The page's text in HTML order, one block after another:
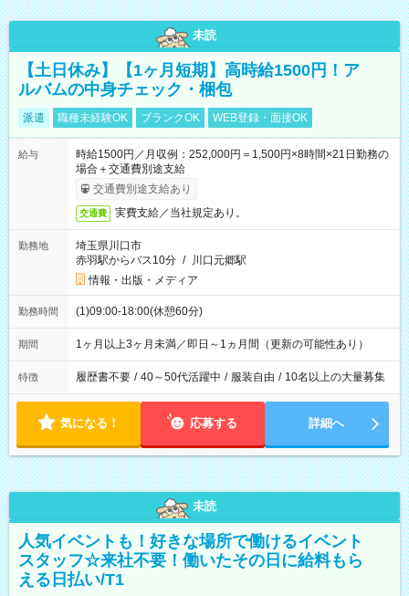
未読
【土日休み】【1ヶ月短期】高時給1500円！ア
ルバムの中身チェック・梱包
派遣 職種未経験OK ブランクOK WEB登録・面接OK
給与
時給1500円／月収例：252,000円＝1,500円×8時間×21日勤務の
場合＋交通費別途支給
交通費別途支給あり
交通費 実費支給／当社規定あり。
勤務地
埼玉県川口市
赤羽駅からバス10分 / 川口元郷駅
情報・出版・メディア
勤務時間 (1)09:00-18:00(休憩60分)
期間 1ヶ月以上3ヶ月未満／即日～1ヵ月間（更新の可能性あり）
特徴 履歴書不要 / 40～50代活躍中 / 服装自由 / 10名以上の大量募集
気になる！ 応募する 詳細へ
未読
人気イベントも！好きな場所で働けるイベント
スタッフ☆来社不要！働いたその日に給料もら
える日払い/T1